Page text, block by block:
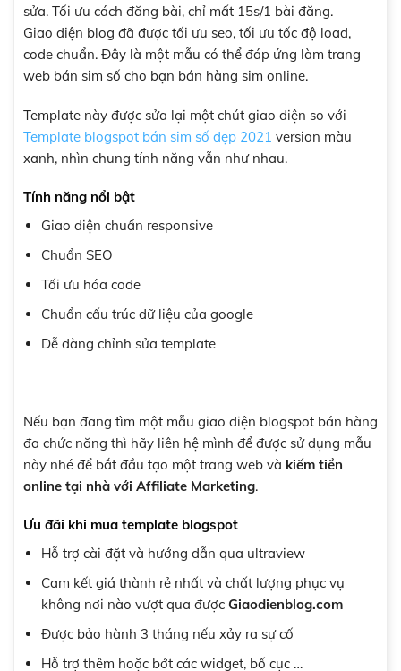
sửa. Tối ưu cách đăng bài, chỉ mất 15s/1 bài đăng.
Giao diện blog đã được tối ưu seo, tối ưu tốc độ load,
code chuẩn. Đây là một mẫu có thể đáp ứng làm trang
web bán sim số cho bạn bán hàng sim online.
Template này được sửa lại một chút giao diện so với
Template blogspot bán sim số đẹp 2021 version màu
xanh, nhìn chung tính năng vẫn như nhau.
Tính năng nổi bật
Giao diện chuẩn responsive
Chuẩn SEO
Tối ưu hóa code
Chuẩn cấu trúc dữ liệu của google
Dễ dàng chỉnh sửa template
Nếu bạn đang tìm một mẫu giao diện blogspot bán hàng
đa chức năng thì hãy liên hệ mình để được sử dụng mẫu
này nhé để bắt đầu tạo một trang web và kiếm tiền
online tại nhà với Affiliate Marketing.
Ưu đãi khi mua template blogspot
Hỗ trợ cài đặt và hướng dẫn qua ultraview
Cam kết giá thành rẻ nhất và chất lượng phục vụ
không nơi nào vượt qua được Giaodienblog.com
Được bảo hành 3 tháng nếu xảy ra sự cố
Hỗ trợ thêm hoặc bớt các widget, bố cục …